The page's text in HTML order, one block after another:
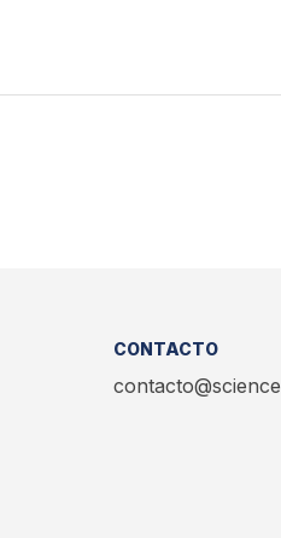
CONTACTO